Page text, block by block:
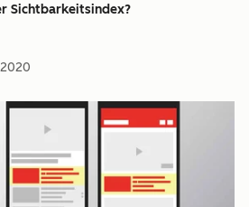
Sichtbarkeitsindex?